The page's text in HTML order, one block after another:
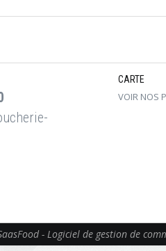
CARTE
VOIR NOS
- Logiciel de gestion de